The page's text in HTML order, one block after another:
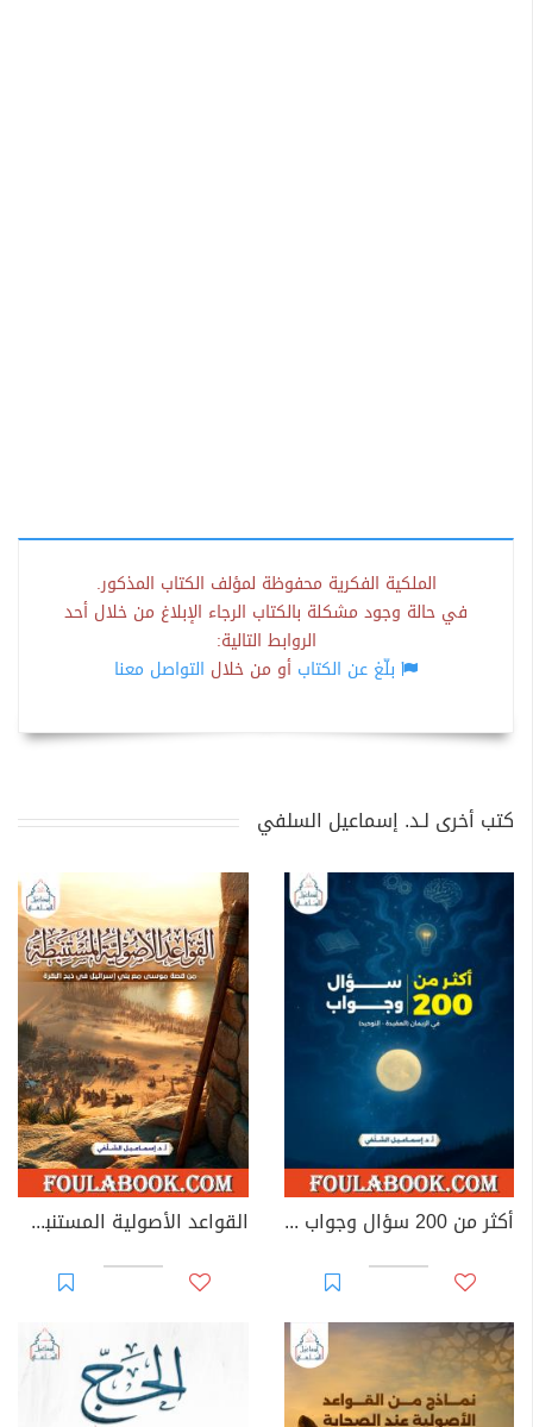
الملكية الفكرية محفوظة لمؤلف الكتاب المذكور.
في حالة وجود مشكلة بالكتاب الرجاء الإبلاغ من خلال أحد
الروابط التالية:
بلّغ عن الكتاب أو من خلال التواصل معنا
كتب أخرى لـد. إسماعيل السلفي
أكثر من 200 سؤال وجواب في الإيمان (العقيدة - التوحيد) القواعد الأصولية المستنبطة من قصة موسى مع بني إسرائيل في ذبح البقرة